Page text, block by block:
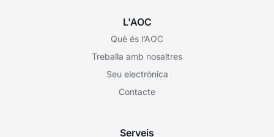
L'AOC
Què és l’AOC
Treballa amb nosaltres
Seu electrònica
Contacte
Serveis